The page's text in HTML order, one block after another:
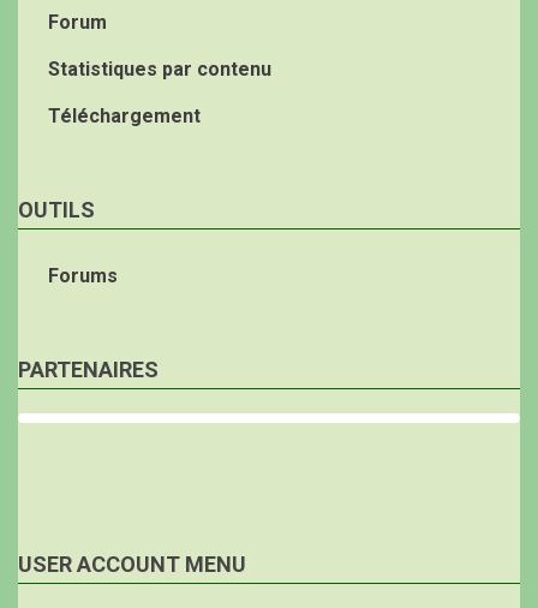
Forum
Statistiques par contenu
Téléchargement
OUTILS
Forums
PARTENAIRES
USER ACCOUNT MENU